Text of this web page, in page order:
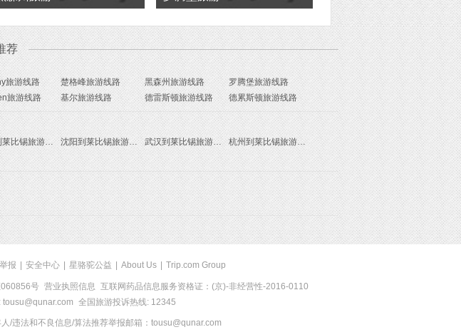
荐
旅游线路 楚格峰旅游线路 黑森州旅游线路
罗腾堡旅游线路
旅游线路 基尔旅游线路 德雷斯顿旅游线路 德累斯顿旅游线路
深圳到莱比锡旅游报价 沈阳到莱比锡旅游报价 武汉到莱比锡旅游报价
杭州到莱比锡旅游报价
报 安全中心 星骆驼公益 About Us Trip.com Group
号 营业执照信息 互联网药品信息服务资格证：(京)-非经营性-2016-0110
tousu@qunar.com 全国旅游投诉热线: 12345
/违法和不良信息/算法推荐举报邮箱：tousu@qunar.com